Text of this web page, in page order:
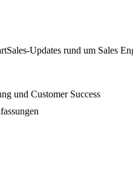
Updates rund um Sales
und Customer Success